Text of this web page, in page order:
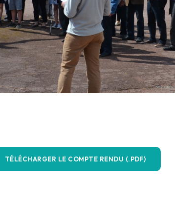
TÉLÉCHARGER LE COMPTE RENDU (.PDF)